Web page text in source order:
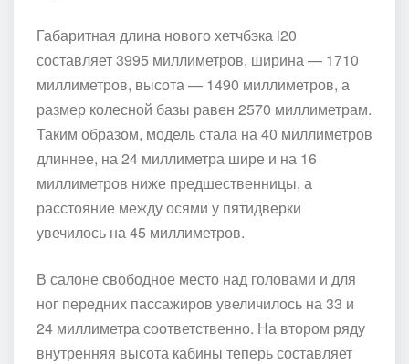
Габаритная длина нового хетчбэка i20
составляет 3995 миллиметров, ширина — 1710
миллиметров, высота — 1490 миллиметров, а
размер колесной базы равен 2570 миллиметрам.
Таким образом, модель стала на 40 миллиметров
длиннее, на 24 миллиметра шире и на 16
миллиметров ниже предшественницы, а
расстояние между осями у пятидверки
увечилось на 45 миллиметров.
В салоне свободное место над головами и для
ног передних пассажиров увеличилось на 33 и
24 миллиметра соответственно. На втором ряду
внутренняя высота кабины теперь составляет